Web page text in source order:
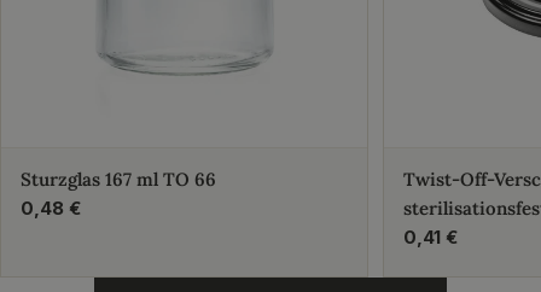
Sturzglas 167 ml TO 66
Regulärer
0,48 €
Twist-Off-
Regulärer
0,41 €